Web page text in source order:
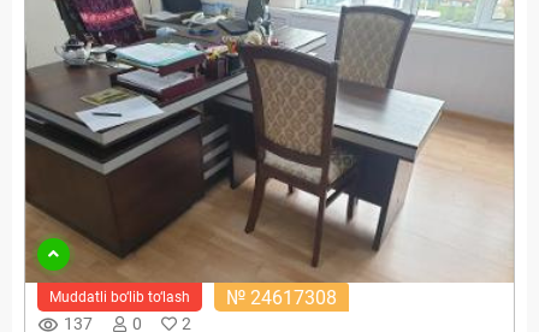
remove_red_eye 137 0 2
Muddatli bo‘lib to‘lash № 24617308